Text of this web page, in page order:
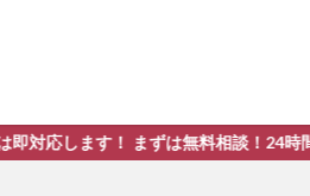
ずは無料相談！24時間お気軽にお問合